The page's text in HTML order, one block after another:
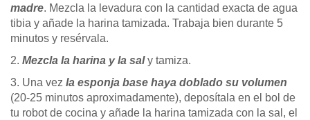
madre. Mezcla la levadura con la cantidad exacta de agua
tibia y añade la harina tamizada. Trabaja bien durante 5
minutos y resérvala.
2. Mezcla la harina y la saly tamiza.
3. Una vez la esponja base haya doblado su volumen
(20-25 minutos aproximadamente), deposítala en el bol de
tu robot de cocina y añade la harina tamizada con la sal, el